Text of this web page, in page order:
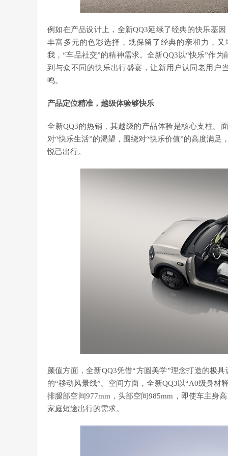
例如在产品设计上，全新QQ3延续了经典的快乐基
丰富多元的色彩选择，既保留了经典的亲和力，
我，“车品社交”的精神需求。全新QQ3以“快乐”作
到与众不同的快乐出行盛宴，让新用户认同老用户
鸣。
产品定位精准，越级体验够快乐
全新QQ3的热销，其越级的产品体验是核心支柱。
对“快乐生活”的渴望，围绕对“快乐价值”的高度满
悦己出行。
颜值方面，全新QQ3凭借“方圆美学”理念打造的极
的“移动风景线”。空间方面，全新QQ3以“A0级身材
排腿部空间977mm，头部空间985mm，即使车主身
家庭短途出行的需求。